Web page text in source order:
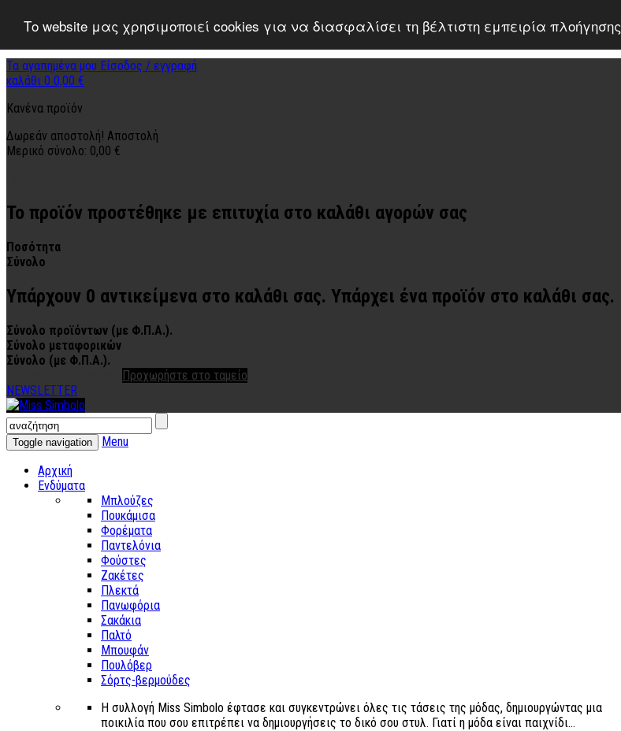
Το website μας χρησιμοποιεί cookies για να διασφαλίσει τη βέλτιστη εμπειρία πλοήγησης
Τα αγαπημένα μου Είσοδος / εγγραφή
καλάθι 0 0,00 €
Κανένα προϊόν
Δωρεάν αποστολή! Αποστολή
Μερικό σύνολο: 0,00 €
Το προϊόν προστέθηκε με επιτυχία στο καλάθι αγορών σας
Ποσότητα
Σύνολο
Υπάρχουν 0 αντικείμενα στο καλάθι σας. Υπάρχει ένα προϊόν στο καλάθι σας.
Σύνολο προϊόντων (με Φ.Π.Α.).
Σύνολο μεταφορικών
Σύνολο (με Φ.Π.Α.).
Προχωρήστε στο ταμείο
NEWSLETTER
Toggle navigation
Menu
Αρχική
Ενδύματα
Μπλούζες
Πουκάμισα
Φορέματα
Παντελόνια
Φούστες
Ζακέτες
Πλεκτά
Πανωφόρια
Σακάκια
Παλτό
Μπουφάν
Πουλόβερ
Σόρτς-βερμούδες
Η συλλογή Miss Simbolo έφτασε και συγκεντρώνει όλες τις τάσεις της μόδας, δημιουργώντας μια
ποικιλία που σου επιτρέπει να δημιουργήσεις το δικό σου στυλ. Γιατί η μόδα είναι παιχνίδι...